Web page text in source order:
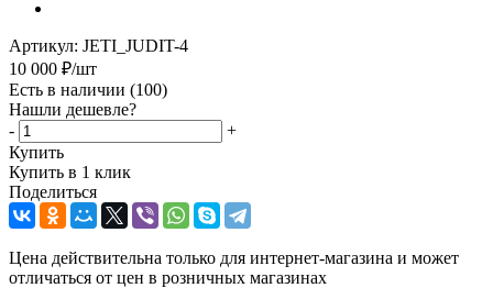
Артикул: JETI_JUDIT-4
10 000 ₽/шт
Есть в наличии (100)
Нашли дешевле?
-
+
Купить
Купить в 1 клик
Поделиться
Цена действительна только для интернет-магазина и может
отличаться от цен в розничных магазинах